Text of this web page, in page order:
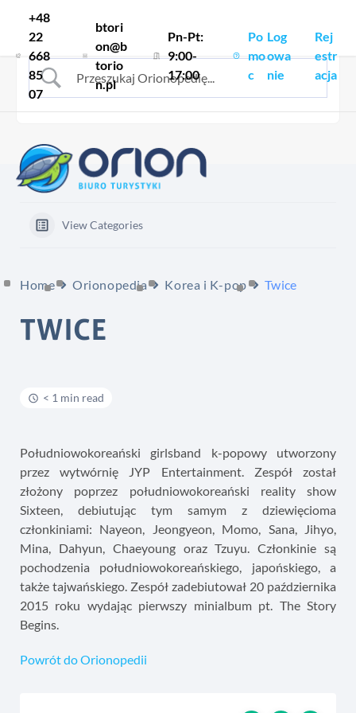
+48
22
668
85
07
btori
on@b
torio
n.pl
Pn-Pt:
9:00-
17:00
Po
mo
c
Log
owa
nie
Rej
estr
acja
View Categories
Home Orionopedia Korea i K-pop Twice
TWICE
< 1 min read
Południowokoreański girlsband k-popowy utworzony
przez wytwórnię JYP Entertainment. Zespół został
złożony poprzez południowokoreański reality show
Sixteen, debiutując tym samym z dziewięcioma
członkiniami: Nayeon, Jeongyeon, Momo, Sana, Jihyo,
Mina, Dahyun, Chaeyoung oraz Tzuyu. Członkinie są
pochodzenia południowokoreańskiego, japońskiego, a
także tajwańskiego. Zespół zadebiutował 20 października
2015 roku wydając pierwszy minialbum pt. The Story
Begins.
Powrót do Orionopedii